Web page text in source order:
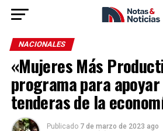
NACIONALES
«Mujeres Más
programa para
tenderas de la
Publicado 7 de marzo de 2023 ago